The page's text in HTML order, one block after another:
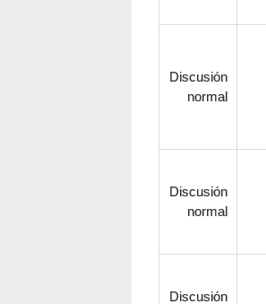
Discusión
normal
Discusión
normal
Discusión